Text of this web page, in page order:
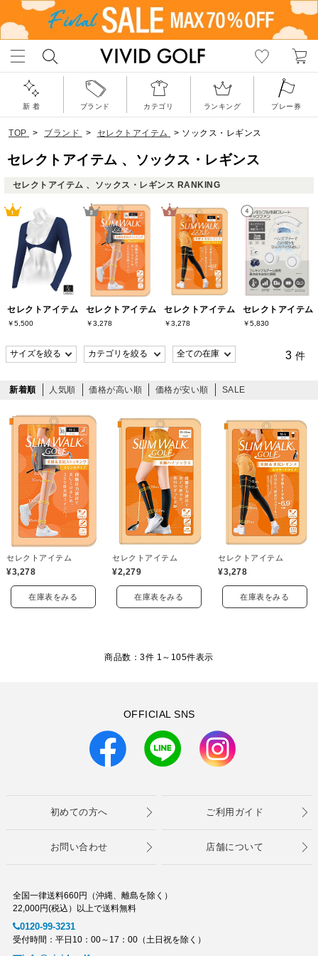
新 着 ブランド カテゴリ ランキング プレー券
TOP > ブランド > セレクトアイテム > ソックス・レギンス
セレクトアイテム 、ソックス・レギンス
セレクトアイテム 、ソックス・レギンス RANKING
セレクトアイテム
￥5,500
セレクトアイテム
￥3,278
セレクトアイテム
￥3,278
セレクトアイテム
￥5,830
3 件
新着順 人気順 価格が高い順 価格が安い順 SALE
セレクトアイテム
¥3,278
在庫表をみる
セレクトアイテム
¥2,279
在庫表をみる
セレクトアイテム
¥3,278
在庫表をみる
商品数：3件 1～ 105件表示
OFFICIAL SNS
初めての方へ ご利用ガイド
お問い合わせ 店舗について
全国一律送料660円（沖縄、離島を除く）
22,000円(税込）以上で送料無料
0120-99-3231
受付時間：平日10：00～17：00（土日祝を除く）